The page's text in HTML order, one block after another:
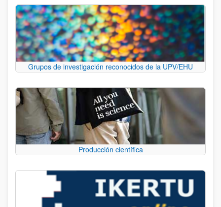
Grupos de investigación reconocidos de la UPV/EHU
Producción científica